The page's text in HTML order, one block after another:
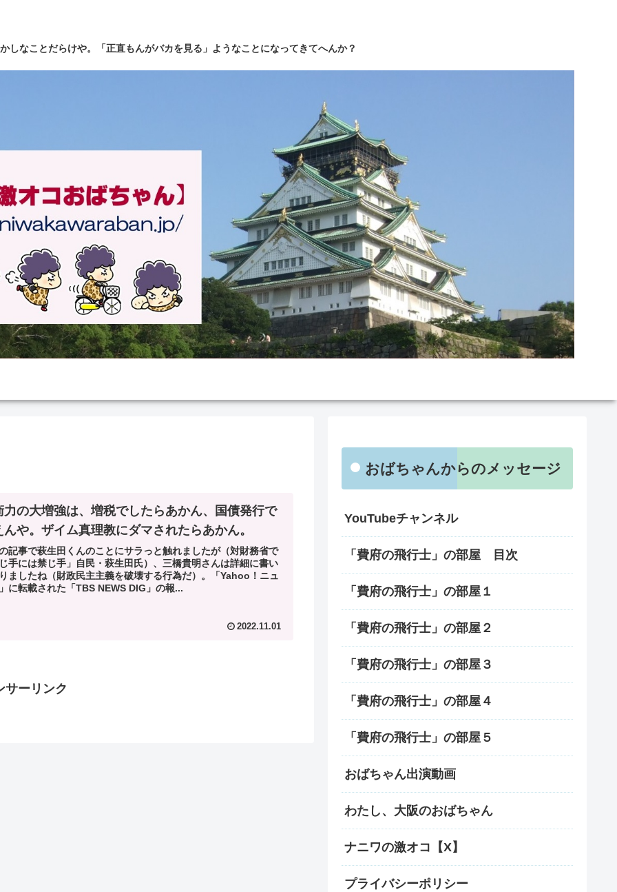
しなことだらけや。「正直もんがバカを見る」ようなことになってきてへんか？
力の大増強は、増税でしたらあかん、国債発行で
んや。ザイム真理教にダマされたらあかん。
記事で萩生田くんのことにサラっと触れましたが（対財務省で
手には禁じ手」自民・萩生田氏）、三橋貴明さんは詳細に書い
ましたね（財政民主主義を破壊する行為だ）。「Yahoo！ニュ
に転載された「TBS NEWS DIG」の報...
2022.11.01
サーリンク
おばちゃんからのメッセージ
YouTubeチャンネル
「費府の飛行士」の部屋 目次
「費府の飛行士」の部屋１
「費府の飛行士」の部屋２
「費府の飛行士」の部屋３
「費府の飛行士」の部屋４
「費府の飛行士」の部屋５
おばちゃん出演動画
わたし、大阪のおばちゃん
ナニワの激オコ【X】
プライバシーポリシー